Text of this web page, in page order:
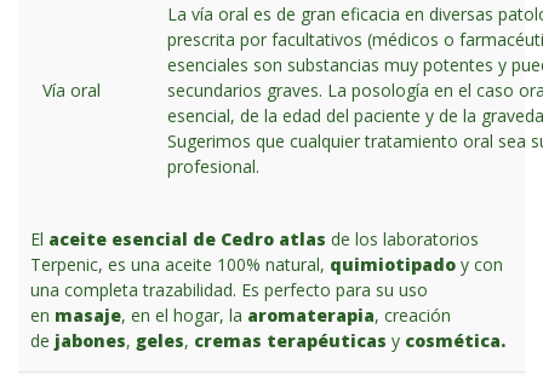
Vía oral
La vía oral es de gran eficacia en diversas
prescrita por facultativos (médicos o
esenciales son substancias muy potentes y
secundarios graves. La posología en el caso
esencial, de la edad del paciente y de la
Sugerimos que cualquier tratamiento oral sea
profesional.
El aceite esencial de Cedro atlas de los laboratorios
Terpenic, es una aceite 100% natural, quimiotipado y con
una completa trazabilidad. Es perfecto para su uso
en masaje, en el hogar, la aromaterapia, creación
de jabones, geles, cremas terapéuticas y cosmética.